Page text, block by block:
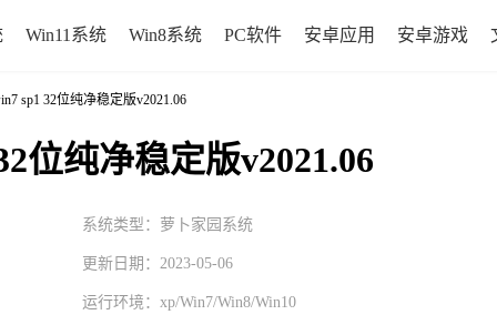
Win11系统 Win8系统 PC软件 安卓应用 安卓游戏
sp1 32位纯净稳定版v2021.06
位纯净稳定版v2021.06
系统类型：萝卜家园系统
更新日期：2023-05-06
运行环境： xp/Win7/Win8/Win10